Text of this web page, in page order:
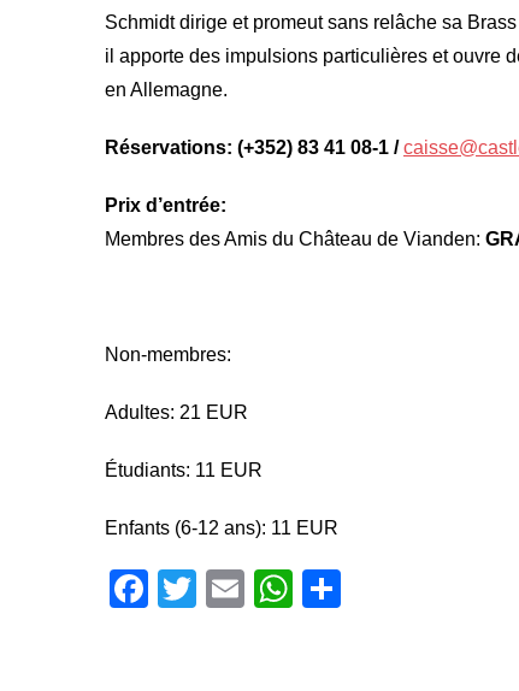
Schmidt dirige et promeut sans relâche sa
il apporte des impulsions particulières et ouvre
en Allemagne.
Réservations: (+352) 83 41 08-1 /
Prix d’entrée:
Membres des Amis du Château de Vianden:
Non-membres:
Adultes: 21 EUR
Étudiants: 11 EUR
Enfants (6-12 ans): 11 EUR
Facebook
TwitterEmailWhatsApp